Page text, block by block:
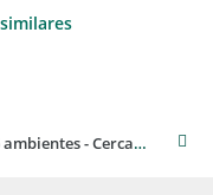
Casa en venta - San Antonio De Padua - 5 ambientes - Cerca estación